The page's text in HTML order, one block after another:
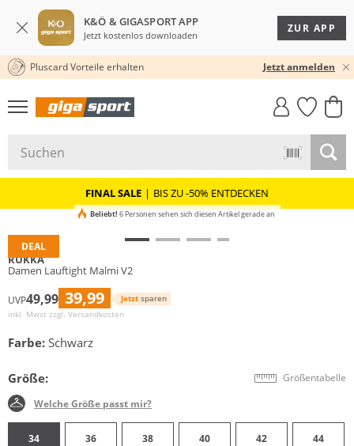
K&Ö & GIGASPORT APP
Jetzt kostenlos downloaden
ZUR APP
30 TAGE RÜCKGABERECHT
Pluscard Vorteile erhalten Jetzt anmelden
GIGASTYLE
FAHRRAD­
MUST-HAVE
FINAL SALE | BIS ZU -50% ENTDECKEN
DEAL
Beliebt! 6 Personen sehen sich diesen Artikel gerade an
RUKKA
Damen Lauftight Malmi V2
UVP49,99 39,99 Jetzt sparen
inkl. Mwst zzgl. Versandkosten
Farbe: Schwarz
Größe: Größentabelle
Welche Größe passt mir?
34 36 38 40 42 44